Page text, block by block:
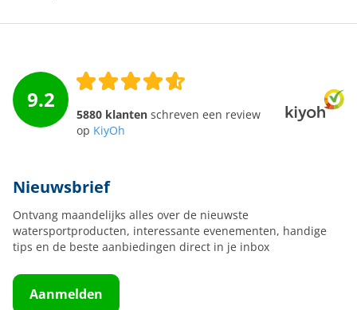
9.2
5880 klanten schreven een review
op KiyOh
Nieuwsbrief
Ontvang maandelijks alles over de nieuwste
watersportproducten, interessante evenementen, handige
tips en de beste aanbiedingen direct in je inbox
Aanmelden